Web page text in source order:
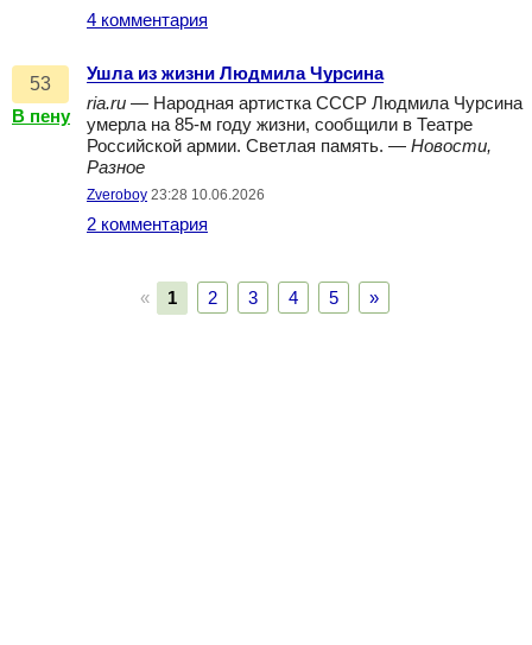
4 комментария
53
В пену
Ушла из жизни Людмила Чурсина
ria.ru — Народная артистка СССР Людмила Чурсина
умерла на 85-м году жизни, сообщили в Театре
Российской армии. Светлая память. — Новости,
Разное
Zveroboy 23:28 10.06.2026
2 комментария
« 1 2 3 4 5 »